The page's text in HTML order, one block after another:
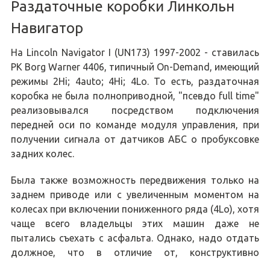
Раздаточные коробки Линкольн
Навигатор
На Lincoln Navigator I (UN173) 1997-2002 - ставилась
РК Borg Warner 4406, типичный On-Demand, имеющий
режимы 2Hi; 4auto; 4Hi; 4Lo. То есть, раздаточная
коробка не была полноприводной, "псевдо full time"
реализовывался посредством подключения
передней оси по команде модуля управления, при
получении сигнала от датчиков АБС о пробуксовке
задних колес.
Была также возможность передвижения только на
заднем приводе или с увеличенным моментом на
колесах при включении пониженного ряда (4Lo), хотя
чаще всего владельцы этих машин даже не
пытались съехать с асфальта. Однако, надо отдать
должное, что в отличие от, конструктивно